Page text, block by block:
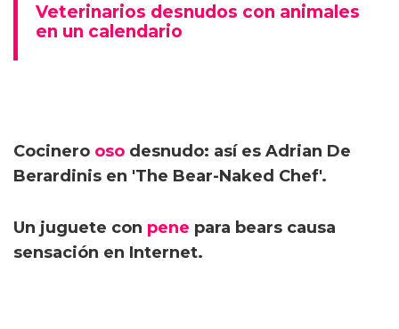
Veterinarios desnudos con animales
en un calendario
Cocinero oso desnudo: así es Adrian De
Berardinis en 'The Bear-Naked Chef'.
Un juguete con pene para bears causa
sensación en Internet.